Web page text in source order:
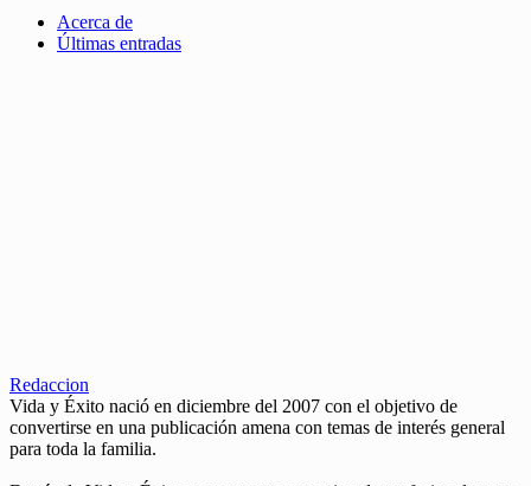
Acerca de
Últimas entradas
Redaccion
Vida y Éxito nació en diciembre del 2007 con el objetivo de
convertirse en una publicación amena con temas de interés general
para toda la familia.